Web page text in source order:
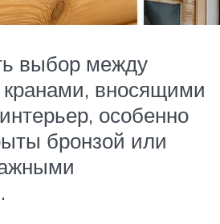
выбор между
вносящими
особенно
бронзой или